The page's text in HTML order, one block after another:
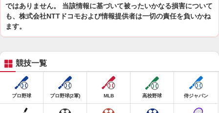
ではありません。 当該情報に基づいて被ったいかなる損害について
も、株式会社NTTドコモおよび情報提供者は一切の責任を負いかね
ます。
競技一覧
プロ野球 プロ野球(2軍) MLB 高校野球 侍ジャパン